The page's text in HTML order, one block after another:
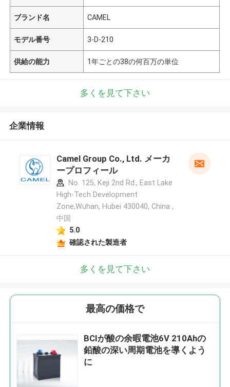
ブランド名 CAMEL
モデル番号 3-D-210
供給の能力 1年ごとの38の何百万の単位
多くを見て下さい
企業情報
Camel Group Co., Ltd. メーカ
ープロフィール
No. 125, Keji 2nd Rd., East Lake
High-Tech Development
Zone,Wuhan, Hubei 430040, China ,
中国
5.0
確認された製造者
多くを見て下さい
最高の価格で
BCIが酸の余暇電池6V 210Ahの
鉛酸の深い周期電池を導くよう
に